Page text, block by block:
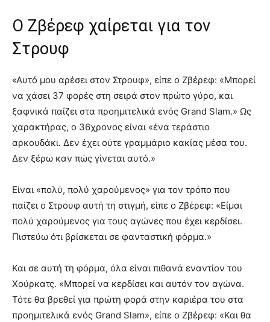
Ο Ζβέρεφ χαίρεται για τον
Στρουφ
«Αυτό μου αρέσει στον Στρουφ», είπε ο Ζβέρεφ: «Μπορεί
να χάσει 37 φορές στη σειρά στον πρώτο γύρο, και
ξαφνικά παίζει στα προημιτελικά ενός Grand Slam.» Ως
χαρακτήρας, ο 36χρονος είναι «ένα τεράστιο
αρκουδάκι. Δεν έχει ούτε γραμμάριο κακίας μέσα του.
Δεν ξέρω καν πώς γίνεται αυτό.»
Είναι «πολύ, πολύ χαρούμενος» για τον τρόπο που
παίζει ο Στρουφ αυτή τη στιγμή, είπε ο Ζβέρεφ: «Είμαι
πολύ χαρούμενος για τους αγώνες που έχει κερδίσει.
Πιστεύω ότι βρίσκεται σε φανταστική φόρμα.»
Και σε αυτή τη φόρμα, όλα είναι πιθανά εναντίον του
Χούρκατς. «Μπορεί να κερδίσει και αυτόν τον αγώνα.
Τότε θα βρεθεί για πρώτη φορά στην καριέρα του στα
προημιτελικά ενός Grand Slam», είπε ο Ζβέρεφ: «Και θα